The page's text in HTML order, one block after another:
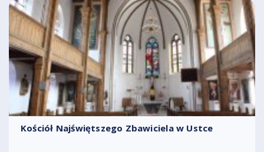
Kościół Najświętszego Zbawiciela w Ustce